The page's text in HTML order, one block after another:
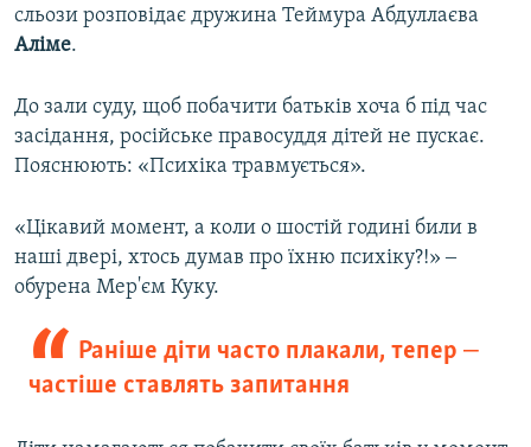
сльози розповідає дружина Теймура Абдуллаєва
Аліме.
До зали суду, щоб побачити батьків хоча б під час
засідання, російське правосуддя дітей не пускає.
Пояснюють: «Психіка травмується».
«Цікавий момент, а коли о шостій годині били в
наші двері, хтось думав про їхню психіку?!» ‒
обурена Мер'єм Куку.
Раніше діти часто плакали, тепер ‒
частіше ставлять запитання